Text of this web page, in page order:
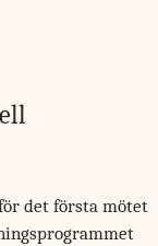
det första mötet